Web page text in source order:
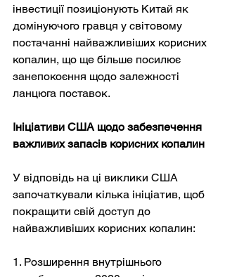
інвестиції позиціонують Китай як
домінуючого гравця у світовому
постачанні найважливіших корисних
копалин, що ще більше посилює
занепокоєння щодо залежності
ланцюга поставок.
Ініціативи США щодо забезпечення
важливих запасів корисних копалин
У відповідь на ці виклики США
започаткували кілька ініціатив, щоб
покращити свій доступ до
найважливіших корисних копалин:
1. Розширення внутрішнього